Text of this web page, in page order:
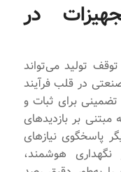
در
تولید می‌تواند
در قلب فرآیند
تضمینی برای ثبات و
بر بازدیدهای
پاسخگوی نیازهای
هوشمند،